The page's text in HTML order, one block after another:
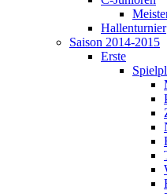
Hallenturnier
Saison 2014-2015
Erste